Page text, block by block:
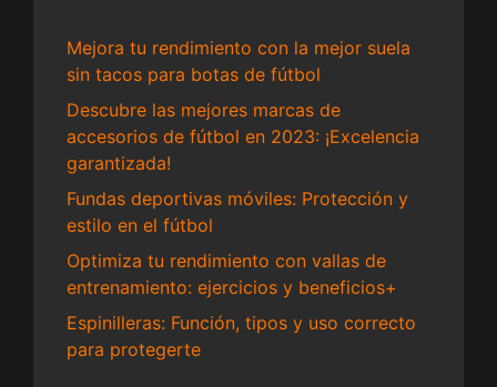
Mejora tu rendimiento con la mejor suela
sin tacos para botas de fútbol
Descubre las mejores marcas de
accesorios de fútbol en 2023: ¡Excelencia
garantizada!
Fundas deportivas móviles: Protección y
estilo en el fútbol
Optimiza tu rendimiento con vallas de
entrenamiento: ejercicios y beneficios+
Espinilleras: Función, tipos y uso correcto
para protegerte